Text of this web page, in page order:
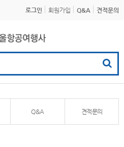
로그인 회원가입 Q&A 견적문의
Q&A 견적문의